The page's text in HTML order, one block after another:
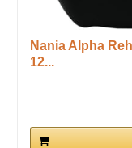
Nania Alpha
12...